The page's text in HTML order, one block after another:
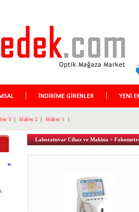
Haber 2|Haber 1|
»
Laboratuvar Cihaz ve Makina>